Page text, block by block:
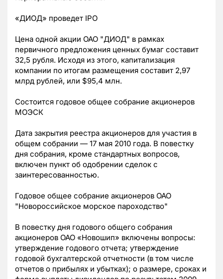
«ДИОД» проведет IPO
Цена одной акции ОАО "ДИОД" в рамках
первичного предложения ценных бумаг составит
32,5 рубля. Исходя из этого, капитализация
компании по итогам размещения составит 2,97
млрд рублей, или $95,4 млн.
Состоится годовое общее собрание акционеров
МОЭСК
Дата закрытия реестра акционеров для участия в
общем собрании — 17 мая 2010 года. В повестку
дня собрания, кроме стандартных вопросов,
включен пункт об одобрении сделок с
заинтересованностью.
Годовое общее собрание акционеров ОАО
"Новороссийское морское пароходство"
В повестку дня годового общего собрания
акционеров ОАО «Новошип» включены вопросы:
утверждение годового отчета; утверждение
годовой бухгалтерской отчетности (в том числе
отчетов о прибылях и убытках); о размере, сроках и